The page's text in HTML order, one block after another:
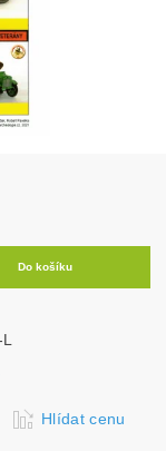
Hlídat cenu